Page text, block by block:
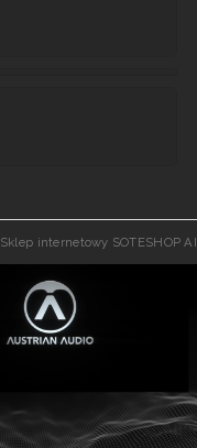
Sklep internetowy SOTESHOP AI